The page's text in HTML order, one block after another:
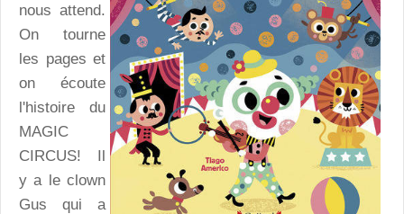
nous attend.
On tourne
les pages et
on écoute
l'histoire du
MAGIC
CIRCUS! Il
y a le clown
Gus qui a